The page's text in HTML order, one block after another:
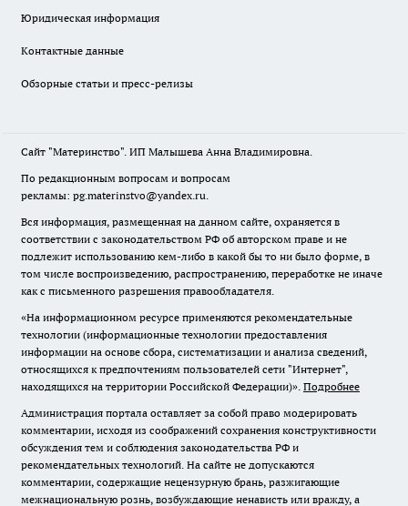
Юридическая информация
Контактные данные
Обзорные статьи и пресс-релизы
Сайт "Материнство". ИП Малышева Анна Владимировна.
По редакционным вопросам и вопросам
рекламы: pg.materinstvo@yandex.ru.
Вся информация, размещенная на данном сайте, охраняется в
соответствии с законодательством РФ об авторском праве и не
подлежит использованию кем-либо в какой бы то ни было форме, в
том числе воспроизведению, распространению, переработке не иначе
как с письменного разрешения правообладателя.
«На информационном ресурсе применяются рекомендательные
технологии (информационные технологии предоставления
информации на основе сбора, систематизации и анализа сведений,
относящихся к предпочтениям пользователей сети "Интернет",
находящихся на территории Российской Федерации)». Подробнее
Администрация портала оставляет за собой право модерировать
комментарии, исходя из соображений сохранения конструктивности
обсуждения тем и соблюдения законодательства РФ и
рекомендательных технологий. На сайте не допускаются
комментарии, содержащие нецензурную брань, разжигающие
межнациональную рознь, возбуждающие ненависть или вражду, а